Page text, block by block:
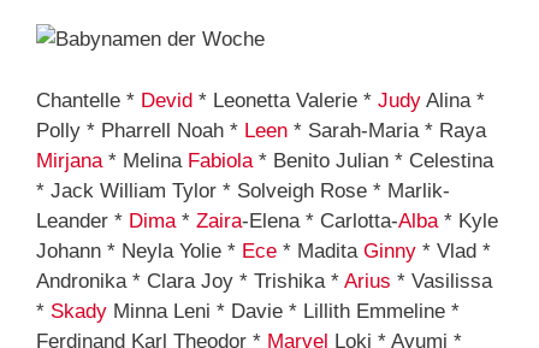
Chantelle * Devid * Leonetta Valerie * Judy Alina *
Polly * Pharrell Noah * Leen * Sarah-Maria * Raya
Mirjana * Melina Fabiola * Benito Julian * Celestina
* Jack William Tylor * Solveigh Rose * Marlik-
Leander * Dima * Zaira-Elena * Carlotta-Alba * Kyle
Johann * Neyla Yolie * Ece * Madita Ginny * Vlad *
Andronika * Clara Joy * Trishika * Arius * Vasilissa
* Skady Minna Leni * Davie * Lillith Emmeline *
Ferdinand Karl Theodor * Marvel Loki * Ayumi *